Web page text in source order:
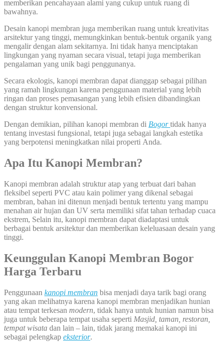
memberikan pencahayaan alami yang cukup untuk ruang di
bawahnya.
Desain kanopi membran juga memberikan ruang untuk kreativitas
arsitektur yang tinggi, memungkinkan bentuk-bentuk organik yang
mengalir dengan alam sekitarnya. Ini tidak hanya menciptakan
lingkungan yang nyaman secara visual, tetapi juga memberikan
pengalaman yang unik bagi penggunanya.
Secara ekologis, kanopi membran dapat dianggap sebagai pilihan
yang ramah lingkungan karena penggunaan material yang lebih
ringan dan proses pemasangan yang lebih efisien dibandingkan
dengan struktur konvensional.
Dengan demikian, pilihan kanopi membran di Bogor tidak hanya
tentang investasi fungsional, tetapi juga sebagai langkah estetika
yang berpotensi meningkatkan nilai properti Anda.
Apa Itu Kanopi Membran?
Kanopi membran adalah struktur atap yang terbuat dari bahan
fleksibel seperti PVC atau kain polimer yang dikenal sebagai
membran, bahan ini ditenun menjadi bentuk tertentu yang mampu
menahan air hujan dan UV serta memiliki sifat tahan terhadap cuaca
ekstrem, Selain itu, kanopi membran dapat diadaptasi untuk
berbagai bentuk arsitektur dan memberikan keleluasaan desain yang
tinggi.
Keunggulan Kanopi Membran Bogor
Harga Terbaru
Penggunaan kanopi membran bisa menjadi daya tarik bagi orang
yang akan melihatnya karena kanopi membran menjadikan hunian
atau tempat terkesan modern, tidak hanya untuk hunian namun bisa
juga untuk beberapa tempat usaha seperti Masjid, taman, restoran,
tempat wisata dan lain – lain, tidak jarang memakai kanopi ini
sebagai pelengkap eksterior.